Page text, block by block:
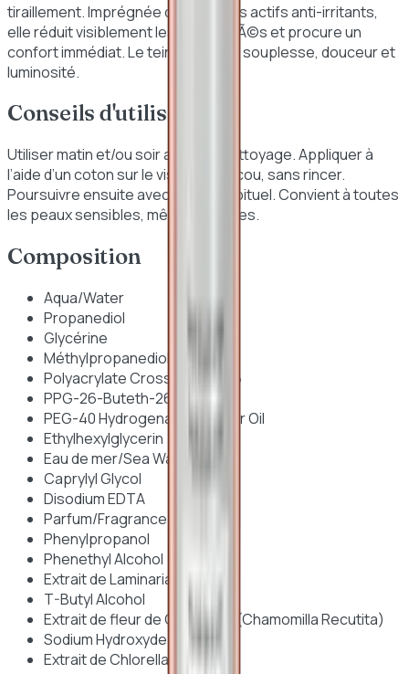
tiraillement. Imprégnée de principes actifs anti-irritants,
elle réduit visiblement les sensibilitÃ©s et procure un
confort immédiat. Le teint retrouve souplesse, douceur et
luminosité.
Conseils d'utilisation
Utiliser matin et/ou soir après le nettoyage. Appliquer à
l’aide d’un coton sur le visage et le cou, sans rincer.
Poursuivre ensuite avec le soin habituel. Convient à toutes
les peaux sensibles, même réactives.
Composition
Aqua/Water
Propanediol
Glycérine
Méthylpropanediol
Polyacrylate Crosspolymer-6
PPG-26-Buteth-26
PEG-40 Hydrogenated Castor Oil
Ethylhexylglycerin
Eau de mer/Sea Water
Caprylyl Glycol
Disodium EDTA
Parfum/Fragrance
Phenylpropanol
Phenethyl Alcohol
Extrait de Laminaria digitata
T-Butyl Alcohol
Extrait de fleur de Camomille (Chamomilla Recutita)
Sodium Hydroxyde
Extrait de Chlorella vulgaris